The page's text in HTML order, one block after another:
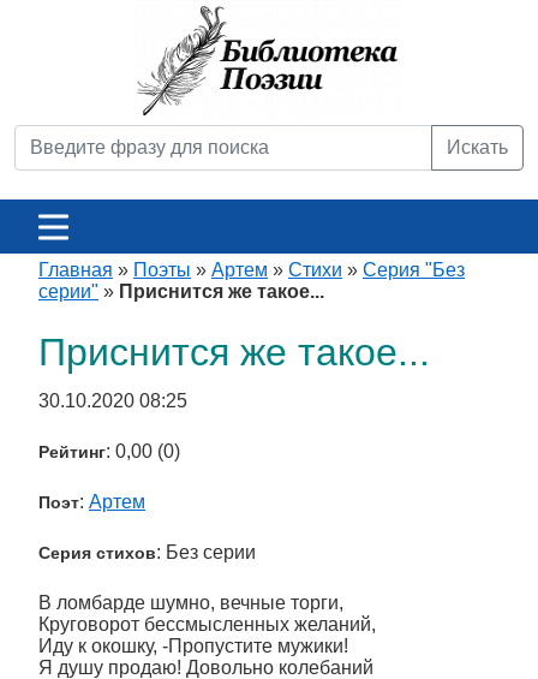
Искать
Главная » Поэты » Артем » Стихи » Серия "Без
серии" » Приснится же такое...
Приснится же такое...
30.10.2020 08:25
Рейтинг: 0,00 (0)
Поэт: Артем
Серия стихов: Без серии
В ломбарде шумно, вечные торги,
Круговорот бессмысленных желаний,
Иду к окошку, -Пропустите мужики!
Я душу продаю! Довольно колебаний